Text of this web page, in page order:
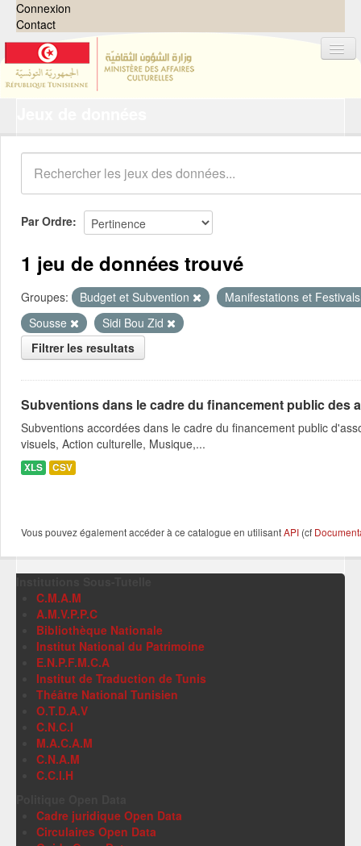
Connexion
Contact
Organisations
Groupes
Demandes 0
À propos
Par Ordre
1 jeu de données trouvé
Groupes: Budget et Subvention
Manifestations et
Sousse
Sidi Bou Zid
Filtrer les resultats
Subventions dans le cadre du financement public des
Subventions accordées dans le cadre du financement public
visuels, Action culturelle, Musique,...
XLS CSV
Vous pouvez également accéder à ce catalogue en utilisantAPI (cf
C.M.A.M
A.M.V.P.P.C
Bibliothèque Nationale
Institut National du Patrimoine
E.N.P.F.M.C.A
Institut de Traduction de Tunis
Théâtre National Tunisien
O.T.D.A.V
C.N.C.I
M.A.C.A.M
C.N.A.M
C.C.I.H
Cadre juridique Open Data
Circulaires Open Data